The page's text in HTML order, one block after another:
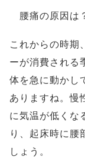
腰痛の原因は
これからの時期
ーが消費される
体を急に動かし
ありますね。慢
に気温が低くな
り、起床時に腰
しょう。